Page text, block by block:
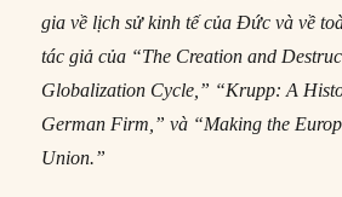
gia về lịch sử kinh tế của Đức và về
tác giả của “The Creation and
Globalization Cycle,” “Krupp: A
German Firm,” và “Making the
Union.”